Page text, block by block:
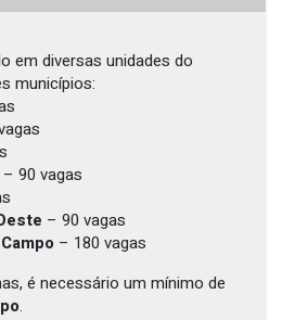
em diversas unidades do
municípios:
– 90 vagas
– 90 vagas
– 180 vagas
é necessário um mínimo de
.